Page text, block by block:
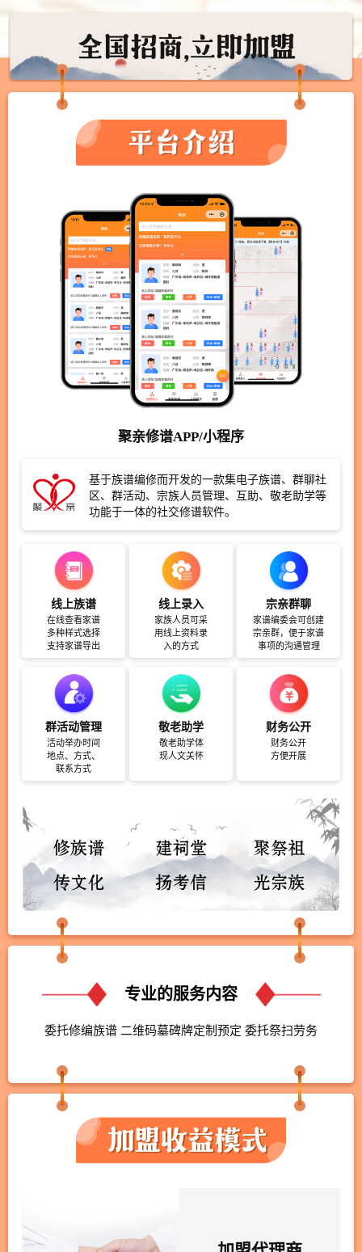
聚亲修谱APP/小程序
基于族谱编修而开发的一款集电子族谱、群聊社
区、群活动、宗族人员管理、互助、敬老助学等
功能于一体的社交修谱软件。
线上族谱
在线查看家谱
多种样式选择
支持家谱导出
线上录入
家族人员可采
用线上资料录
入的方式
宗亲群聊
家谱编委会可创建
宗亲群，便于家谱
事项的沟通管理
群活动管理
活动举办时间
地点、方式、
联系方式
敬老助学
敬老助学体
现人文关怀
财务公开
财务公开
方便开展
专业的服务内容
委托修编族谱 二维码墓碑牌定制预定 委托祭扫劳务